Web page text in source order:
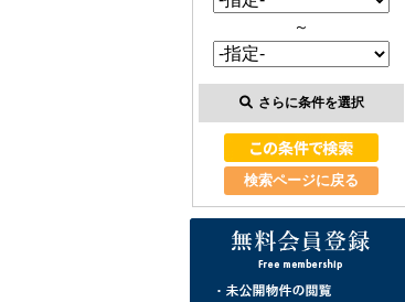
～
さらに条件を選択
検索ページに戻る